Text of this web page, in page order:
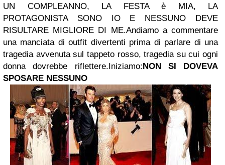
UN COMPLEANNO, LA FESTA è MIA, LA
PROTAGONISTA SONO IO E NESSUNO DEVE
RISULTARE MIGLIORE DI ME.Andiamo a commentare
una manciata di outfit divertenti prima di parlare di una
tragedia avvenuta sul tappeto rosso, tragedia su cui ogni
donna dovrebbe riflettere.Iniziamo:NON SI DOVEVA
SPOSARE NESSUNO